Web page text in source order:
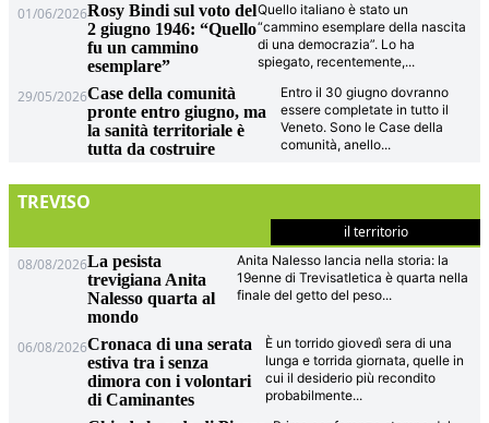
01/06/2026Rosy Bindi sul voto del
2 giugno 1946: “Quello
fu un cammino
esemplare”
Quello italiano è stato un
“cammino esemplare della nascita
di una democrazia”. Lo ha
spiegato, recentemente,...
29/05/2026Case della comunità
pronte entro giugno, ma
la sanità territoriale è
tutta da costruire
Entro il 30 giugno dovranno
essere completate in tutto il
Veneto. Sono le Case della
comunità, anello...
TREVISO
il territorio
08/08/2026La pesista
trevigiana Anita
Nalesso quarta al
mondo
Anita Nalesso lancia nella storia: la
19enne di Trevisatletica è quarta nella
finale del getto del peso...
06/08/2026Cronaca di una serata
estiva tra i senza
dimora con i volontari
di Caminantes
È un torrido giovedì sera di una
lunga e torrida giornata, quelle in
cui il desiderio più recondito
probabilmente...